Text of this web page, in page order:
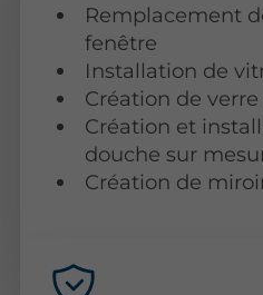
Remplacement
fenêtre
Installation de
Création de
Création et
douche sur
Création de